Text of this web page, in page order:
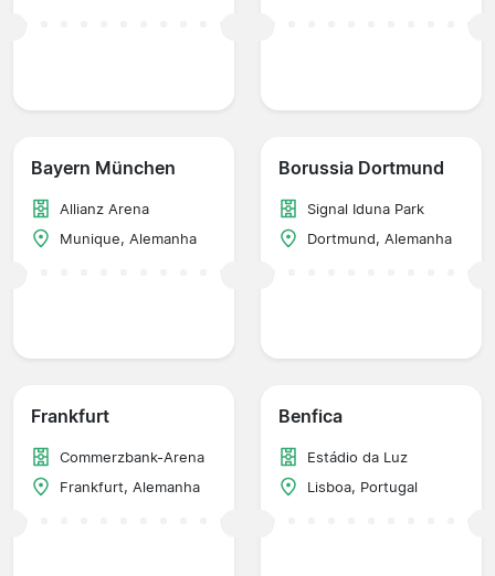
Bayern München
Allianz Arena
Munique, Alemanha
Borussia Dortmund
Signal Iduna Park
Dortmund, Alemanha
Frankfurt
Commerzbank-Arena
Frankfurt, Alemanha
Benfica
Estádio da Luz
Lisboa, Portugal